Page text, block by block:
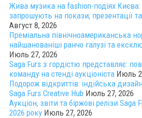
Жива музика на fashion-подіях Києва:
запрошують на покази, презентації
Август 8, 2026
Преміальна північноамериканська
найшанованіші ранчо галузі та
Июль 27, 2026
Saga Furs з гордістю представляє:
команду на стенді аукціоніста Июль
Подорож відкриттів: індійська
Saga Furs Creative Hub Июль 27, 2026
Аукціон, звіти та біржові релізи Saga
2026 року Июль 27, 2026